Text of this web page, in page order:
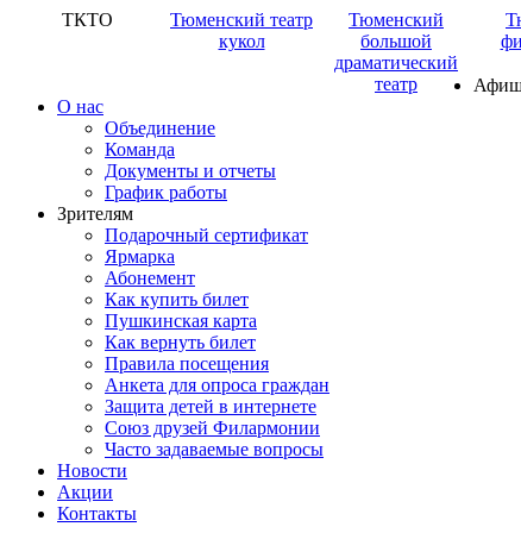
ТКТО
Тюменский театр
кукол
Тюменский
большой
драматический
театр
О нас
Объединение
Команда
Документы и отчеты
График работы
Зрителям
Подарочный сертификат
Ярмарка
Абонемент
Как купить билет
Пушкинская карта
Как вернуть билет
Правила посещения
Анкета для опроса граждан
Защита детей в интернете
Союз друзей Филармонии
Часто задаваемые вопросы
Новости
Акции
Контакты